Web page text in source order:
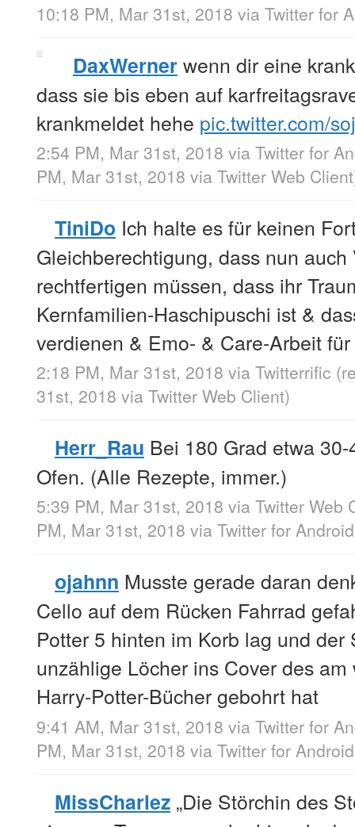
10:18 PM, Mar 31st, 2018 via Twitter for
DaxWernerwenn dir eine
dass sie bis eben auf
krankmeldet hehe pic.twitter.com/
2:54 PM, Mar 31st, 2018 via Twitter for
PM, Mar 31st, 2018 via Twitter Web Client
TiniDo Ich halte es für keinen
Gleichberechtigung, dass nun
rechtfertigen müssen, dass ihr
Kernfamilien-Haschipuschi ist &
verdienen & Emo- & Care-Arbeit
2:18 PM, Mar 31st, 2018 via Twitterrific
31st, 2018 via Twitter Web Client)
Herr_Rau Bei 180 Grad etwa
Ofen. (Alle Rezepte, immer.)
5:39 PM, Mar 31st, 2018 via Twitter Web
PM, Mar 31st, 2018 via Twitter for Android
ojahnn Musste gerade daran
Cello auf dem Rücken Fahrrad
Potter 5 hinten im Korb lag und der
unzählige Löcher ins Cover des
Harry-Potter-Bücher gebohrt hat
9:41 AM, Mar 31st, 2018 via Twitter for
PM, Mar 31st, 2018 via Twitter for Android
MissCharlez „Die Störchin des